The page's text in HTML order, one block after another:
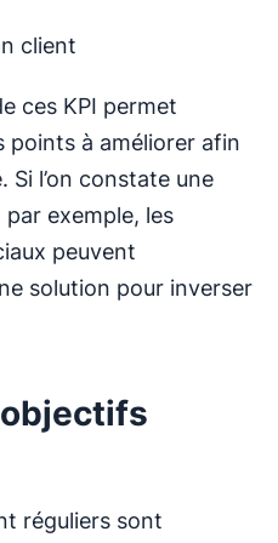
client
ces KPI permet
points à améliorer afin
Si l’on constate une
exemple, les
peuvent
solution pour inverser
réguliers sont